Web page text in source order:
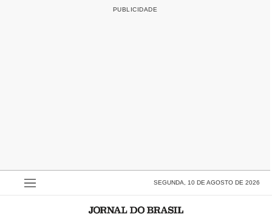
SEGUNDA, 10 DE AGOSTO DE 2026